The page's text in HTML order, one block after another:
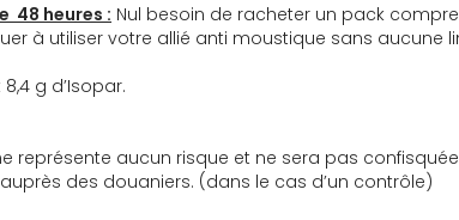
48 heures : Nul besoin de racheter un pack
à utiliser votre allié anti moustique sans aucune
g d’Isopar.
représente aucun risque et ne sera pas
des douaniers. (dans le cas d’un contrôle)